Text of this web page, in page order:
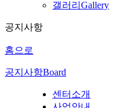
갤러리 Gallery
공지사항
홈으로
공지사항Board
센터소개